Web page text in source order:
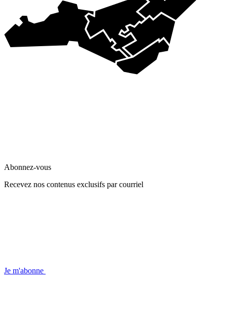
Abonnez-vous
Recevez nos contenus exclusifs par courriel
Je m'abonne